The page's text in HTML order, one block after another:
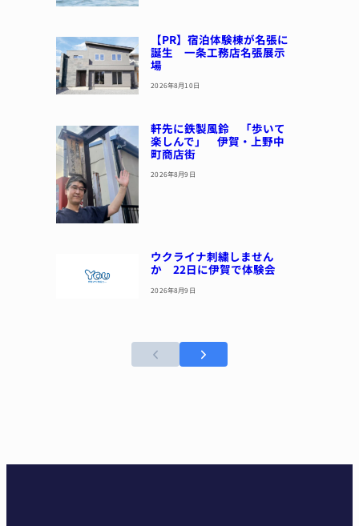
【PR】宿泊体験棟が名張に
誕生 一条工務店名張展示
場
2026年8月10日
軒先に鉄製風鈴 「歩いて
楽しんで」 伊賀・上野中
町商店街
2026年8月9日
ウクライナ刺繍しません
か 22日に伊賀で体験会
2026年8月9日